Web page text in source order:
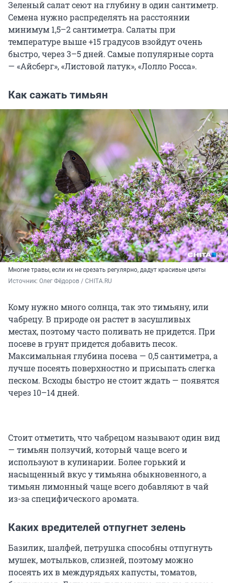
Зеленый салат сеют на глубину в один сантиметр.
Семена нужно распределять на расстоянии
минимум 1,5–2 сантиметра. Салаты при
температуре выше +15 градусов взойдут очень
быстро, через 3–5 дней. Самые популярные сорта
— «Айсберг», «Листовой латук», «Лолло Росса».
Как сажать тимьян
Многие травы, если их не срезать регулярно, дадут красивые цветы
Источник: Олег Фёдоров / CHITA.RU
Кому нужно много солнца, так это тимьяну, или
чабрецу. В природе он растет в засушливых
местах, поэтому часто поливать не придется. При
посеве в грунт придется добавить песок.
Максимальная глубина посева — 0,5 сантиметра, а
лучше посеять поверхностно и присыпать слегка
песком. Всходы быстро не стоит ждать — появятся
через 10–14 дней.
Стоит отметить, что чабрецом называют один вид
— тимьян ползучий, который чаще всего и
используют в кулинарии. Более горький и
насыщенный вкус у тимьяна обыкновенного, а
тимьян лимонный чаще всего добавляют в чай
из-за специфического аромата.
Каких вредителей отпугнет зелень
Базилик, шалфей, петрушка способны отпугнуть
мушек, мотыльков, слизней, поэтому можно
посеять их в междурядьях капусты, томатов,